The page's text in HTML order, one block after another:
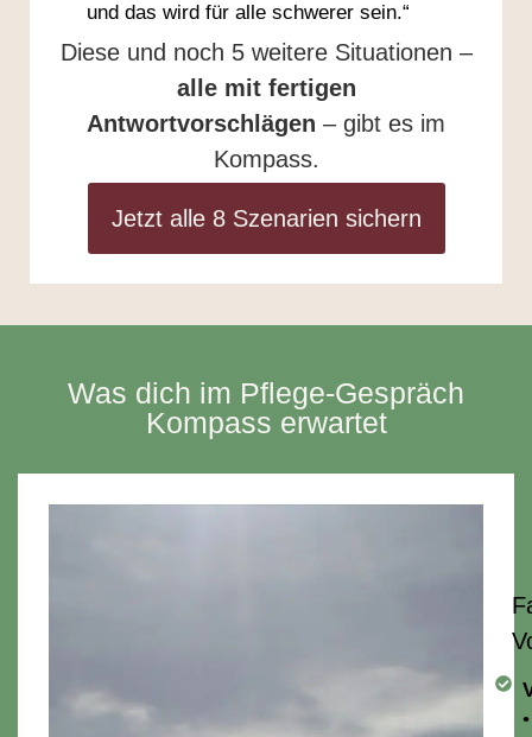
und das wird für alle schwerer sein.“
Diese und noch 5 weitere Situationen –
alle mit fertigen
Antwortvorschlägen – gibt es im
Kompass.
Jetzt alle 8 Szenarien sichern
Was dich im Pflege-Gespräch
Kompass erwartet